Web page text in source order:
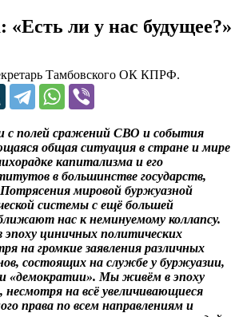
«Есть ли у нас будущее?»
Тамбовского ОК КПРФ.
с полей сражений СВО и события
общая ситуация в стране и мире
капитализма и его
в большинстве государств,
мировой буржуазной
системы с ещё большей
нас к неминуемому коллапсу.
циничных политических
на громкие заявления различных
состоящих на службе у буржуазии,
«демократии». Мы живём в эпоху
несмотря на всё увеличивающиеся
права по всем направлениям и